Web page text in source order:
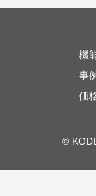
機
事例
価
©